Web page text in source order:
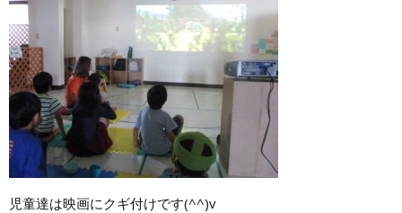
児童達は映画にクギ付けです(^^)v